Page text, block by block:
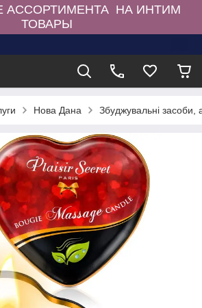
АССОРТИМЕНТА НА ИНТИМ
ТОВАРЫ
Нова Дана Збуджувальні